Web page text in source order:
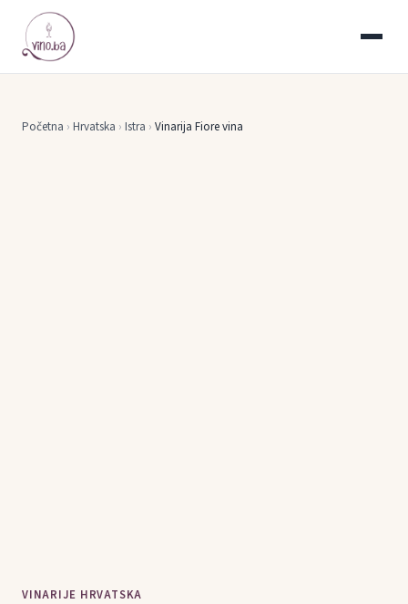
Početna › Hrvatska › Istra › Vinarija Fiore vina
VINARIJE HRVATSKA